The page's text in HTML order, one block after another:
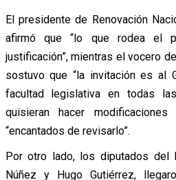
El presidente de Renovación
afirmó que “lo que rodea el
justificación”, mientras el vocero
sostuvo que “la invitación es al
facultad legislativa en todas
quisieran hacer
“encantados de revisarlo”.
Por otro lado, los diputados del
Núñez y Hugo Gutiérrez,